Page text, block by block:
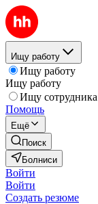
Ищу работу
Ищу работу
Ищу работу
Ищу сотрудника
Помощь
Ещё
Поиск
Болниси
Войти
Войти
Создать резюме